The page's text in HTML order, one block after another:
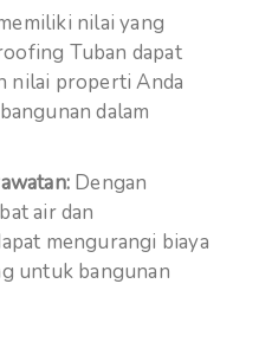
nilai yang
Tuban dapat
nilai properti Anda
dalam
Dengan
air dan
mengurangi biaya
untuk bangunan